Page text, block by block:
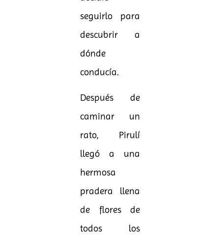
seguirlo para
descubrir a
dónde
conducía.
Después de
caminar un
rato, Pirulí
llegó a una
hermosa
pradera llena
de flores de
todos los